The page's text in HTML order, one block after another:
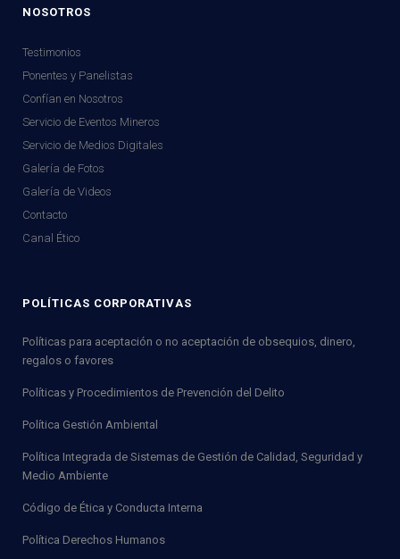
NOSOTROS
Testimonios
Ponentes y Panelistas
Confían en Nosotros
Servicio de Eventos Mineros
Servicio de Medios Digitales
Galería de Fotos
Galería de Videos
Contacto
Canal Ético
POLÍTICAS CORPORATIVAS
Políticas para aceptación o no aceptación de obsequios, dinero,
regalos o favores
Políticas y Procedimientos de Prevención del Delito
Política Gestión Ambiental
Política Integrada de Sistemas de Gestión de Calidad, Seguridad y
Medio Ambiente
Código de Ética y Conducta Interna
Política Derechos Humanos